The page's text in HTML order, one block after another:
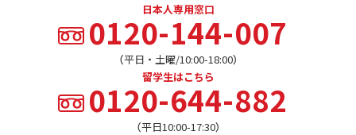
日本人専用窓口
0120-144-007
（平日・土曜/10:00-18:00）
留学生はこちら
0120-644-882
（平日10:00-17:30）